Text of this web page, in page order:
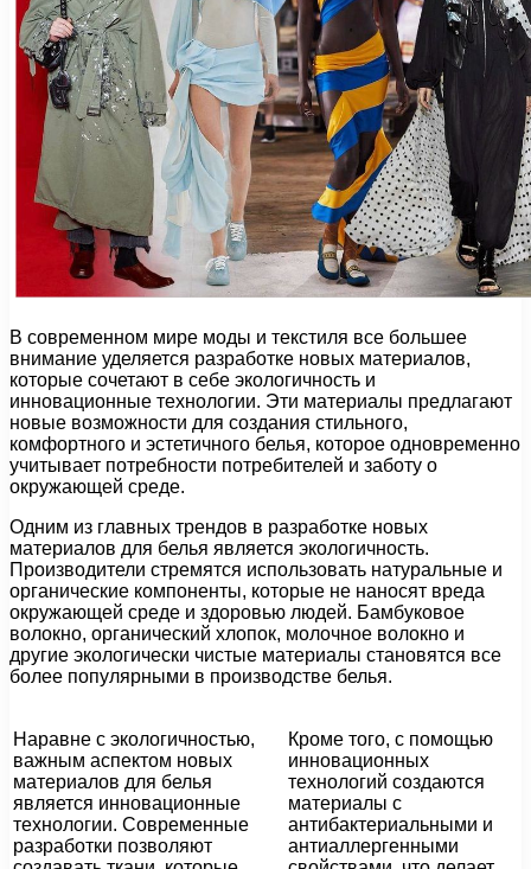
В современном мире моды и текстиля все большее
внимание уделяется разработке новых материалов,
которые сочетают в себе экологичность и
инновационные технологии. Эти материалы предлагают
новые возможности для создания стильного,
комфортного и эстетичного белья, которое одновременно
учитывает потребности потребителей и заботу о
окружающей среде.
Одним из главных трендов в разработке новых
материалов для белья является экологичность.
Производители стремятся использовать натуральные и
органические компоненты, которые не наносят вреда
окружающей среде и здоровью людей. Бамбуковое
волокно, органический хлопок, молочное волокно и
другие экологически чистые материалы становятся все
более популярными в производстве белья.
Наравне с экологичностью,
важным аспектом новых
материалов для белья
является инновационные
технологии. Современные
разработки позволяют
Кроме того, с помощью
инновационных
технологий создаются
материалы с
антибактериальными и
антиаллергенными